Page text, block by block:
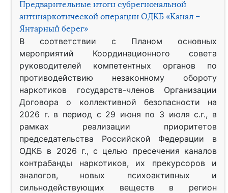
Предварительные итоги субрегиональной
антинаркотической операции ОДКБ «Канал –
Янтарный берег»
В соответствии с Планом основных
мероприятий Координационного совета
руководителей компетентных органов по
противодействию незаконному обороту
наркотиков государств-членов Организации
Договора о коллективной безопасности на
2026 г. в период с 29 июня по 3 июля с.г., в
рамках реализации приоритетов
председательства Российской Федерации в
ОДКБ в 2026 г., с целью пресечения каналов
контрабанды наркотиков, их прекурсоров и
аналогов, новых психоактивных и
сильнодействующих веществ в регион